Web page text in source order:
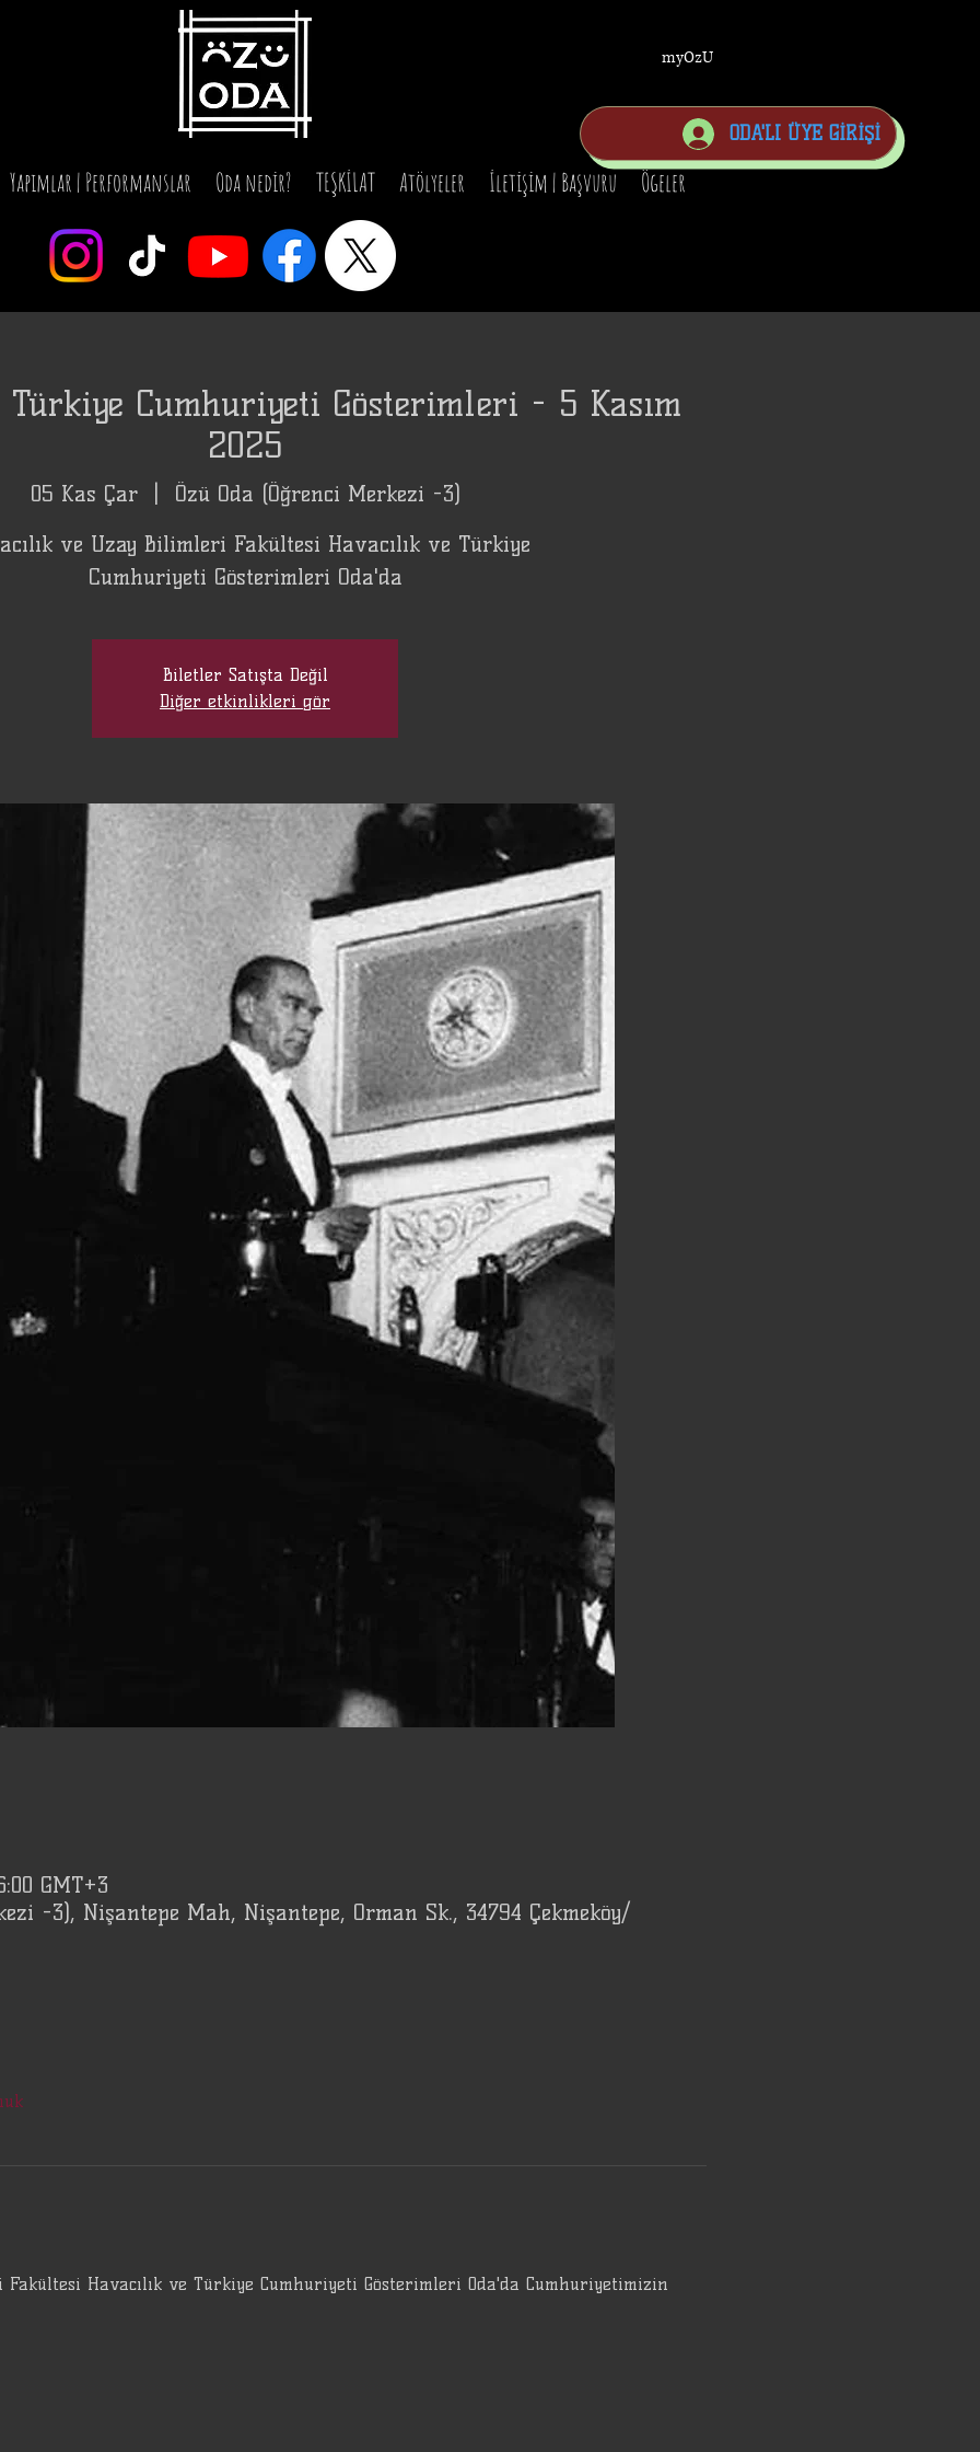
ODA'LI ÜYE GİRİŞİ
myOzU
Yapımlar | Performanslar Oda nedir? TEŞKİLAT Atölyeler İletişim | Başvuru Ögeler
Türkiye Cumhuriyeti Gösterimleri - 5 Kasım
2025
05 Kas Çar
  |
Özü Oda (Öğrenci Merkezi -3)
ve Uzay Bilimleri Fakültesi Havacılık ve Türkiye
Cumhuriyeti Gösterimleri Oda'da
Biletler Satışta Değil
Diğer etkinlikleri gör
GMT+3
-3), Nişantepe Mah, Nişantepe, Orman Sk., 34794 Çekmeköy/
Fakültesi Havacılık ve Türkiye Cumhuriyeti Gösterimleri Oda'da Cumhuriyetimizin